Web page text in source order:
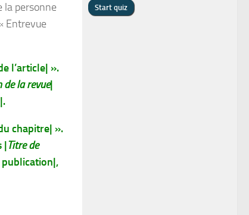
la personne
Entrevue
l’article| ».
de la revue|
chapitre| ».
|Titre de